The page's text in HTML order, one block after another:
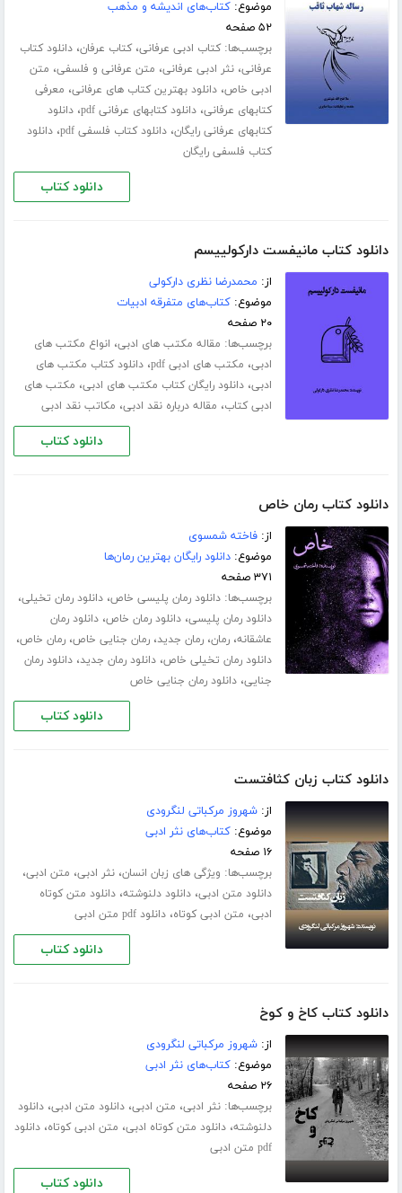
موضوع:کتاب‌های اندیشه و مذهب
۵۲ صفحه
برچسب‌ها:کتاب ادبی عرفانی،کتاب عرفان،دانلود کتاب
عرفانی،نثر ادبی عرفانی، متن عرفانی و فلسفی، متن
ادبی خاص،دانلود بهترین کتاب های عرفانی، معرفی
کتابهای عرفانی،دانلود کتابهای عرفانی pdf ،دانلود
کتابهای عرفانی رایگان،دانلود کتاب فلسفی pdf ،دانلود
کتاب فلسفی رایگان
دانلود کتاب
دانلود کتاب مانیفست دارکولییسم
از: محمدرضا نظری دارکولی
موضوع:کتاب‌های متفرقه ادبیات
۲۰ صفحه
برچسب‌ها: مقاله مکتب های ادبی، انواع مکتب های
ادبی، مکتب های ادبی pdf ،دانلود کتاب مکتب های
ادبی،دانلود رایگان کتاب مکتب های ادبی، مکتب های
ادبی کتاب، مقاله درباره نقد ادبی، مکاتب نقد ادبی
دانلود کتاب
دانلود کتاب رمان خاص
از:فاخته شمسوی
موضوع:دانلود رایگان بهترین رمان‌ها
۳۷۱ صفحه
برچسب‌ها:دانلود رمان پلیسی خاص،دانلود رمان تخیلی،
دانلود رمان پلیسی،دانلود رمان خاص،دانلود رمان
عاشقانه،رمان،رمان جدید،رمان جنایی خاص،رمان خاص،
دانلود رمان تخیلی خاص،دانلود رمان جدید،دانلود رمان
جنایی،دانلود رمان جنایی خاص
دانلود کتاب
دانلود کتاب زبان کثافتست
از:شهروز مرکباتی لنگرودی
موضوع:کتاب‌های نثر ادبی
۱۶ صفحه
برچسب‌ها: ویژگی های زبان انسان،نثر ادبی، متن ادبی،
دانلود متن ادبی،دانلود دلنوشته،دانلود متن کوتاه
ادبی، متن ادبی کوتاه،دانلود pdf متن ادبی
دانلود کتاب
دانلود کتاب کاخ و کوخ
از:شهروز مرکباتی لنگرودی
موضوع:کتاب‌های نثر ادبی
۲۶ صفحه
برچسب‌ها:نثر ادبی، متن ادبی،دانلود متن ادبی،دانلود
دلنوشته،دانلود متن کوتاه ادبی، متن ادبی کوتاه،دانلود
pdf متن ادبی
دانلود کتاب